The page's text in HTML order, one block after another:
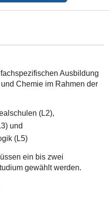
Ausbildung
Chemie im Rahmen der
(L2),
und
(L5)
ein bis zwei
gewählt werden.